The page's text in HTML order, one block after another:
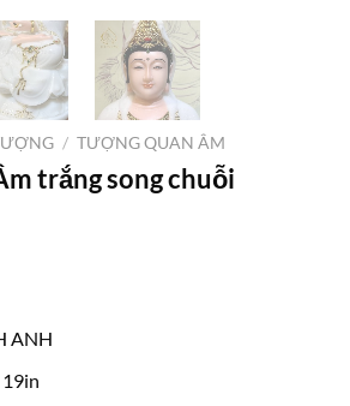
/ TƯỢNG QUAN ÂM
trắng song chuỗi
ANH